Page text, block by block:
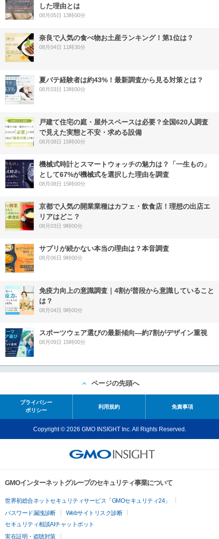
した理由とは
08月05日 13時00分
奈良で人気の食べ物お土産ランキング！第1位は？
08月04日 11時30分
夏バテ経験者は約43%！最新調査から見る対策とは？
08月03日 13時00分
戸建て住宅の庭・屋外スペースは必要？全国620人調査
で見えた実態と不安・求める設備
08月08日 15時00分
機械式時計とスマートウォッチの魅力は？「一生もの」
として67%が機械式を選択した理由を調査
08月08日 15時00分
京都で人気の開業業種はカフェ・飲食店！理想の出店エ
リアはどこ？
08月03日 9時00分
サプリが続かない本当の理由は？本音調査
08月06日 9時00分
免疫力向上の意識調査｜4割が普段から意識していること
は？
08月04日 9時00分
スポーツウェア選びの最新傾向―約7割がデザイン重視
08月09日 15時00分
ページの先頭へ
プライバシー
ポリシー
利用規約 免責事項
Copyright © 2026 GMO INSIGHT Inc. All Rights Reserved.
GMOインターネットグループのセキュリティ事業について
世界初総合ネットセキュリティサービス「GMOセキュリティ24」
パスワード漏洩診断
Webサイトリスク診断
セキュリティ相談AIチャットボット
実在証明・盗聴対策